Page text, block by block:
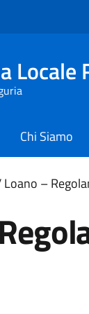
Locale
Chi Siamo
Loano –